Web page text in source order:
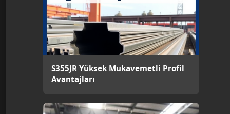
S355JR Yüksek Mukavemetli Profil
Avantajları